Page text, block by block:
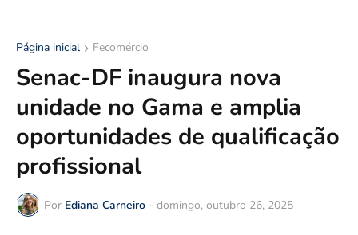
Página inicial Fecomércio
Senac-DF inaugura nova
unidade no Gama e amplia
oportunidades de qualificação
profissional
Por Ediana Carneiro - domingo, outubro 26, 2025